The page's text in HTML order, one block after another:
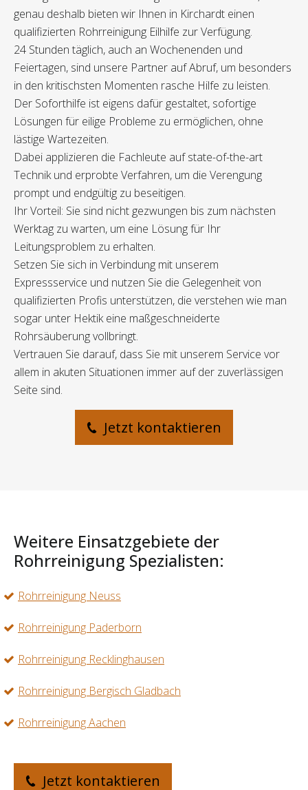
genau deshalb bieten wir Ihnen in Kirchardt einen
qualifizierten Rohrreinigung Eilhilfe zur Verfügung.
24 Stunden täglich, auch an Wochenenden und
Feiertagen, sind unsere Partner auf Abruf, um besonders
in den kritischsten Momenten rasche Hilfe zu leisten.
Der Soforthilfe ist eigens dafür gestaltet, sofortige
Lösungen für eilige Probleme zu ermöglichen, ohne
lästige Wartezeiten.
Dabei applizieren die Fachleute auf state-of-the-art
Technik und erprobte Verfahren, um die Verengung
prompt und endgültig zu beseitigen.
Ihr Vorteil: Sie sind nicht gezwungen bis zum nächsten
Werktag zu warten, um eine Lösung für Ihr
Leitungsproblem zu erhalten.
Setzen Sie sich in Verbindung mit unserem
Expressservice und nutzen Sie die Gelegenheit von
qualifizierten Profis unterstützen, die verstehen wie man
sogar unter Hektik eine maßgeschneiderte
Rohrsäuberung vollbringt.
Vertrauen Sie darauf, dass Sie mit unserem Service vor
allem in akuten Situationen immer auf der zuverlässigen
Seite sind.
Jetzt kontaktieren
Weitere Einsatzgebiete der
Rohrreinigung Spezialisten:
Rohrreinigung Neuss
Rohrreinigung Paderborn
Rohrreinigung Recklinghausen
Rohrreinigung Bergisch Gladbach
Rohrreinigung Aachen
Jetzt kontaktieren